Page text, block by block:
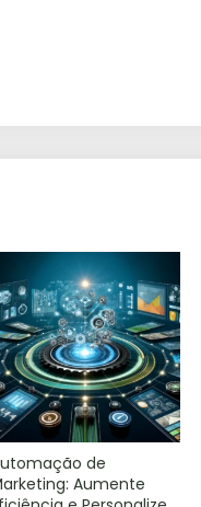
de
Aumente